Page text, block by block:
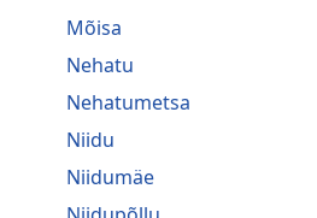
Mõisa
Nehatu
Nehatumetsa
Niidu
Niidumäe